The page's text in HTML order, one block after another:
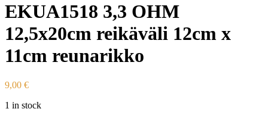
EKUA1518 3,3 OHM
12,5x20cm reikäväli 12cm x
11cm reunarikko
9,00 €
1 in stock